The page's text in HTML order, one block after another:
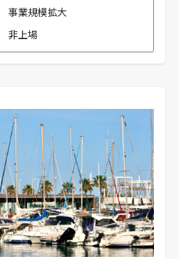
事業規模拡大
非上場